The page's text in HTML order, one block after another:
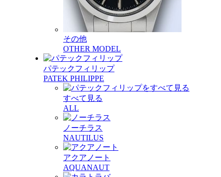
その他
OTHER MODEL
パテックフィリップ
PATEK PHILIPPE
すべて見る
ALL
ノーチラス
NAUTILUS
アクアノート
AQUANAUT